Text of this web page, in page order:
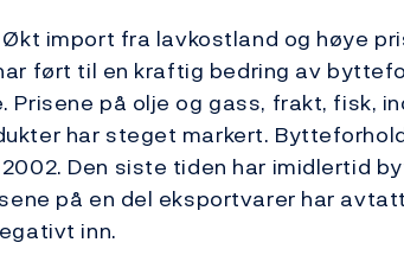
import fra lavkostland og høye
ført til en kraftig bedring av
Prisene på olje og gass, frakt, fisk,
har steget markert.
Den siste tiden har imidlertid
på en del eksportvarer har
inn.